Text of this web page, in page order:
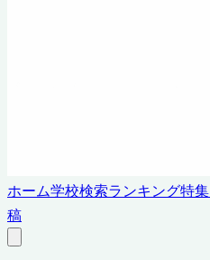
ホーム学校検索ランキング特集
稿